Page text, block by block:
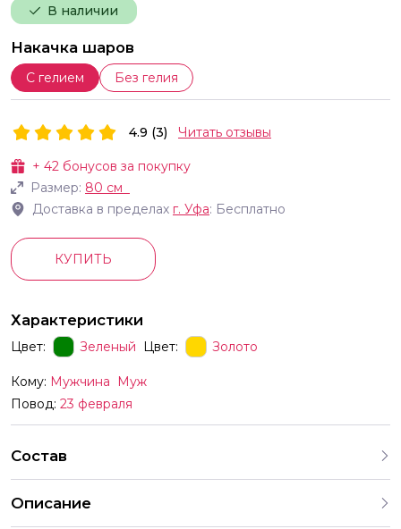
В наличии
Накачка шаров
С гелием Без гелия
+ 42 бонусов за покупку
Размер: 80 см
Доставка в пределах г. Уфа: Бесплатно
4.9 (3) Читать отзывы
КУПИТЬ
Характеристики
Цвет: Зеленый Цвет: Золото
Кому: Мужчина
Муж
Повод: 23 февраля
Состав
Описание